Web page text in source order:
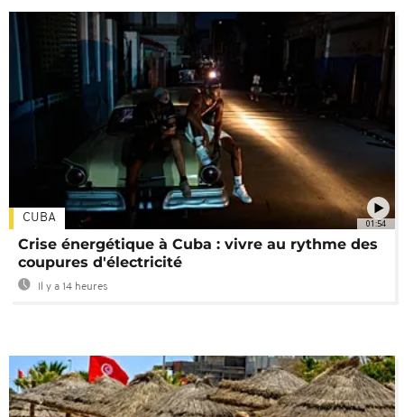
01:54
CUBA
Crise énergétique à Cuba : vivre au rythme des
coupures d'électricité
Il y a 14 heures